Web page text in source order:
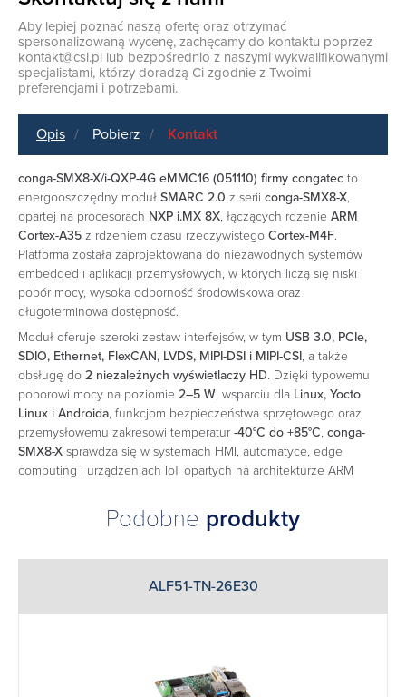
Aby lepiej poznać naszą ofertę oraz otrzymać
spersonalizowaną wycenę, zachęcamy do kontaktu poprzez
kontakt@csi.pl lub bezpośrednio z naszymi wykwalifikowanymi
specjalistami, którzy doradzą Ci zgodnie z Twoimi
preferencjami i potrzebami.
Opis Pobierz Kontakt
conga-SMX8-X/i-QXP-4G eMMC16 (051110) firmy congatec to
energooszczędny moduł SMARC 2.0 z serii conga-SMX8-X,
opartej na procesorach NXP i.MX 8X, łączących rdzenie ARM
Cortex-A35 z rdzeniem czasu rzeczywistego Cortex-M4F.
Platforma została zaprojektowana do niezawodnych systemów
embedded i aplikacji przemysłowych, w których liczą się niski
pobór mocy, wysoka odporność środowiskowa oraz
długoterminowa dostępność.
Moduł oferuje szeroki zestaw interfejsów, w tym USB 3.0, PCIe,
SDIO, Ethernet, FlexCAN, LVDS, MIPI-DSI i MIPI-CSI, a także
obsługę do 2 niezależnych wyświetlaczy HD. Dzięki typowemu
poborowi mocy na poziomie 2–5 W, wsparciu dla Linux, Yocto
Linux i Androida, funkcjom bezpieczeństwa sprzętowego oraz
przemysłowemu zakresowi temperatur -40°C do +85°C, conga-
SMX8-X sprawdza się w systemach HMI, automatyce, edge
computing i urządzeniach IoT opartych na architekturze ARM
Podobne produkty
ALF51-TN-26E30